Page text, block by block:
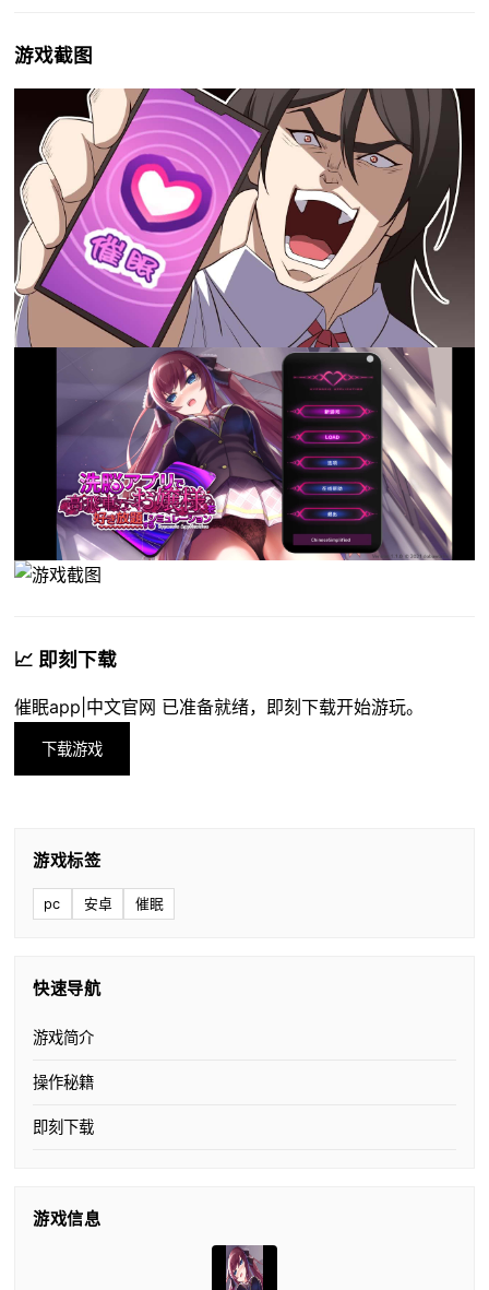
游戏截图
📈 即刻下载
催眠app|中文官网 已准备就绪，即刻下载开始游玩。
下载游戏
游戏标签
pc 安卓 催眠
快速导航
游戏简介
操作秘籍
即刻下载
游戏信息